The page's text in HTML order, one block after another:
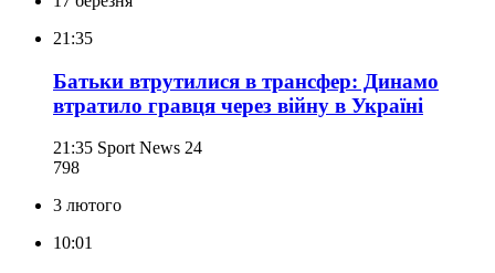
21:35
Батьки втрутилися в трансфер: Динамо
втратило гравця через війну в Україні
21:35 Sport News 24
798
3 лютого
10:01